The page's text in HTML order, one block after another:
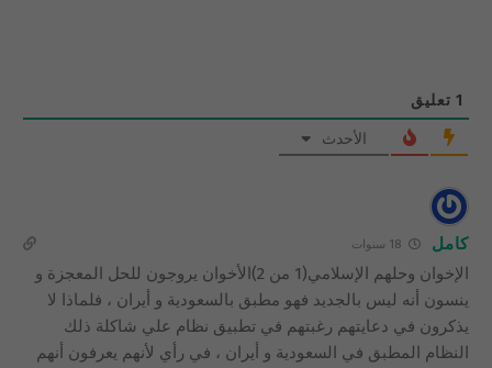
1 تعليق
الأحدث
كامل
الإخوان وحلهم الإسلامي(1 من 2)الأخوان يروجون للحل المعجزة و
ينسون أنه ليس بالجديد فهو مطبق بالسعودية و أيران ، فلماذا لا
يذكرون في دعايتهم رغبتهم في تطبيق نظام علي شاكلة ذلك
النظام المطبق في السعودية و أيران ، في رأي لأنهم يعرفون أنهم